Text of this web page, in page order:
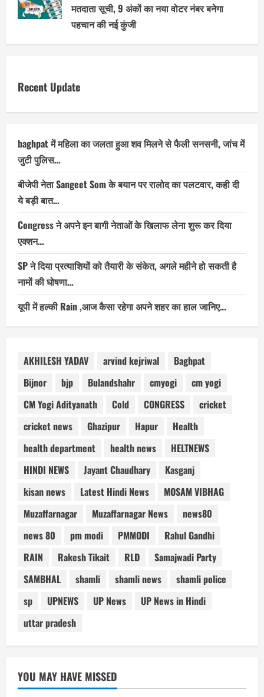
मतदाता सूची, 9 अंकों का नया वोटर नंबर बनेगा
पहचान की नई कुंजी
Recent Update
baghpat में महिला का जलता हुआ शव मिलने से फैली सनसनी, जांच में
जुटी पुलिस…
बीजेपी नेता Sangeet Som के बयान पर रालोद का पलटवार, कही दी
ये बड़ी बात…
Congress ने अपने इन बागी नेताओं के खिलाफ लेना शुरू कर दिया
एक्शन…
SP ने दिया प्रत्याशियों को तैयारी के संकेत, अगले महीने हो सकती है
नामों की घोषणा…
यूपी में हल्की Rain ,आज कैसा रहेगा अपने शहर का हाल जानिए…
AKHILESH YADAV arvind kejriwal
Baghpat
Bijnor
bjp Bulandshahr cmyogi
cm yogi
CM Yogi Adityanath
Cold CONGRESS
cricket
cricket news
Ghazipur Hapur
Health
health department
health news
HELTNEWS
HINDI NEWS
Jayant Chaudhary
Kasganj
kisan news
Latest Hindi News
MOSAM VIBHAG
Muzaffarnagar
Muzaffarnagar News
news80
news 80
pm modi PMMODI
Rahul Gandhi
RAIN
Rakesh Tikait RLD
Samajwadi Party
SAMBHAL
shamli shamli news
shamli police
sp
UPNEWS UP News
UP News in Hindi
uttar pradesh
YOU MAY HAVE MISSED